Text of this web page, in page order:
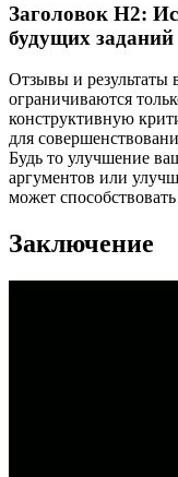
Заголовок H2:
будущих заданий
Отзывы и результаты
ограничиваются
конструктивную
для
Будь то улучшение
аргументов или
может
Заключение